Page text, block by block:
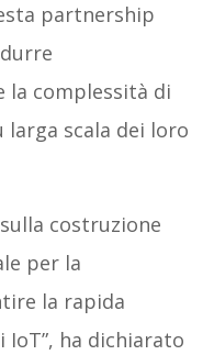
partnership
la complessità di
larga scala dei loro
costruzione
per la
la rapida
ha dichiarato